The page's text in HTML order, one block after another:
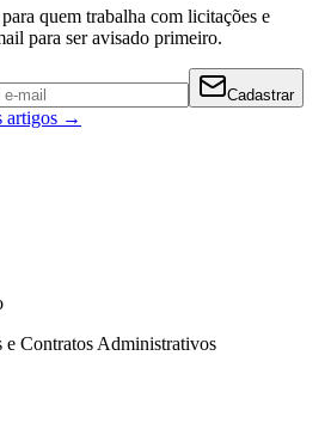
quem trabalha com licitações e
para ser avisado primeiro.
Cadastrar
artigos →
e Contratos Administrativos